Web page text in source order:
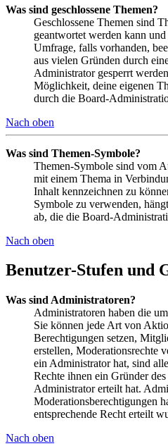
Was sind geschlossene Themen?
Geschlossene Themen sind
geantwortet werden kann
Umfrage, falls vorhanden,
aus vielen Gründen durch
Administrator gesperrt
Möglichkeit, deine eigenen
durch die Board-
Nach oben
Was sind Themen-Symbole?
Themen-Symbole sind vom
mit einem Thema in
Inhalt kennzeichnen zu
Symbole zu verwenden,
ab, die die Board-
Nach oben
Benutzer-Stufen und
Was sind Administratoren?
Administratoren haben die
Sie können jede Art von
Berechtigungen setzen,
erstellen, Moderationsrechte
ein Administrator hat, sind
Rechte ihnen ein Gründer
Administrator erteilt hat.
Moderationsberechtigungen
entsprechende Recht erteilt
Nach oben